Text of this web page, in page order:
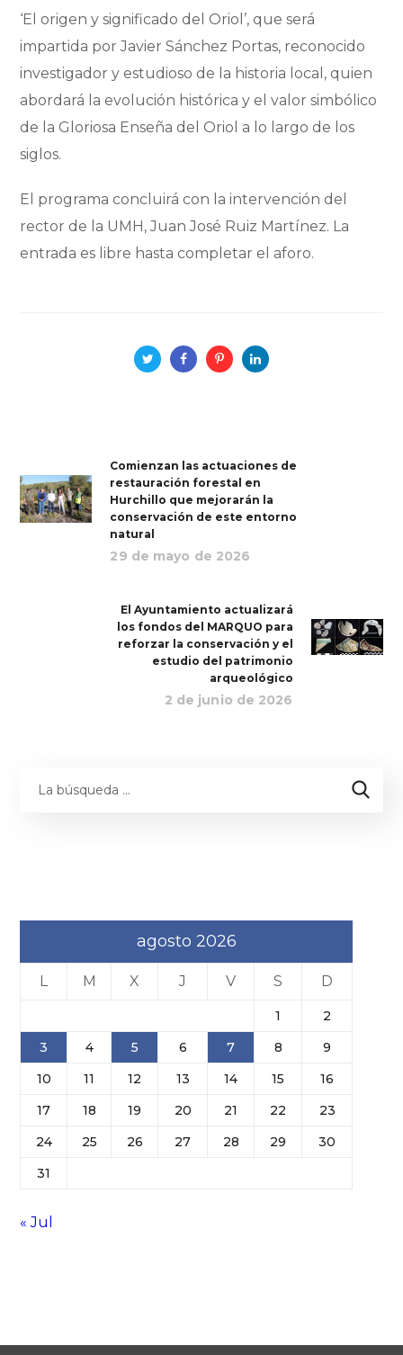
‘El origen y significado del Oriol’, que será
impartida por Javier Sánchez Portas, reconocido
investigador y estudioso de la historia local, quien
abordará la evolución histórica y el valor simbólico
de la Gloriosa Enseña del Oriol a lo largo de los
siglos.
El programa concluirá con la intervención del
rector de la UMH, Juan José Ruiz Martínez. La
entrada es libre hasta completar el aforo.
Comienzan las actuaciones de
restauración forestal en
Hurchillo que mejorarán la
conservación de este entorno
natural
29 de mayo de 2026
El Ayuntamiento actualizará
los fondos del MARQUO para
reforzar la conservación y el
estudio del patrimonio
arqueológico
2 de junio de 2026
agosto 2026
L M X J V S D
1
2
3
4 5 6 7 8
9
10
11 12 13 14 15
16
17
18 19 20 21 22
23
24
25 26 27 28 29
30
31
« Jul